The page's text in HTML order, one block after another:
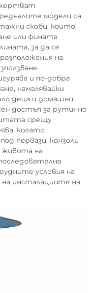
модели са
скоби, които
или фината
за да се
на
и по-добра
намалявайки
деца и домашни
достъп за рутинно
срещу
когато
первази, конзоли
живота на
условия на
инсталациите на